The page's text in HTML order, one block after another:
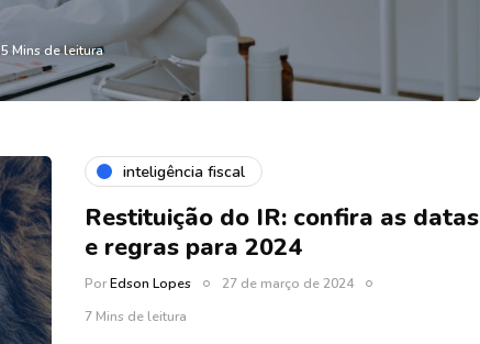
5 Mins de leitura
inteligência fiscal
Restituição do IR: confira as datas
e regras para 2024
PorEdson Lopes
27 de março de 2024
7 Mins de leitura